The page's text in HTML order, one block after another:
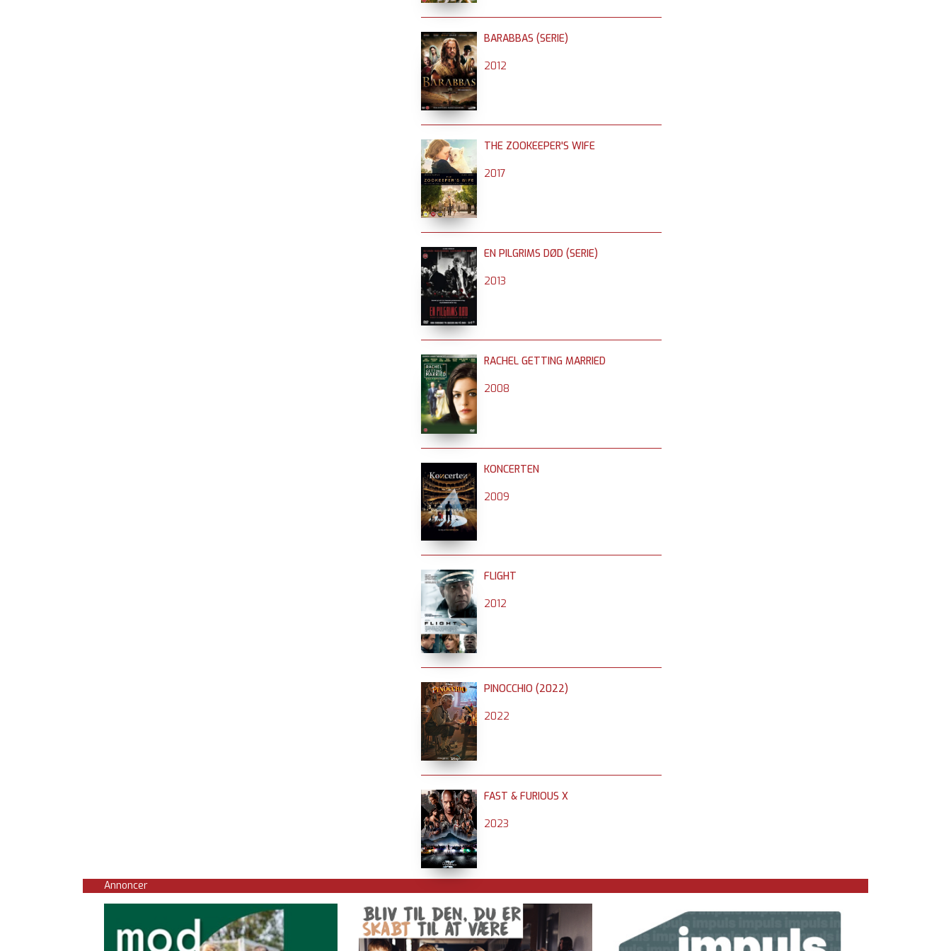
BARABBAS (SERIE)
2012
THE ZOOKEEPER'S WIFE
2017
EN PILGRIMS DØD (SERIE)
2013
RACHEL GETTING MARRIED
2008
KONCERTEN
2009
FLIGHT
2012
PINOCCHIO (2022)
2022
FAST & FURIOUS X
2023
Annoncer